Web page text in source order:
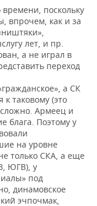
времени, поскольку
впрочем, как и за
лет, и пр.
а не играл в
переход
а СК
к таковому (это
Армеец и
блага. Поэтому у
на уровне
только СКА, а еще
ЮГВ), у
под
динамовское
эчпочмак,